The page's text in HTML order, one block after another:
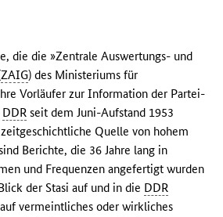
die die »Zentrale Auswertungs- und
ZAIG) des Ministeriums für
Vorläufer zur Information der Partei-
DDR seit dem Juni-Aufstand 1953
Quelle von hohem
Berichte, die 36 Jahre lang in
und Frequenzen angefertigt wurden
der Stasi auf und in die DDR
vermeintliches oder wirkliches